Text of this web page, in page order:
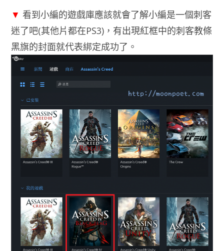
▼ 看到小編的遊戲庫應該就會了解小編是一個刺客
迷了吧(其他片都在PS3)，有出現紅框中的刺客教條
黑旗的封面就代表綁定成功了。